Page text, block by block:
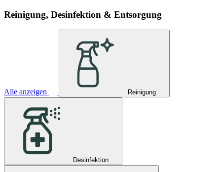
Reinigung, Desinfektion & Entsorgung
Alle anzeigen Reinigung
Desinfektion